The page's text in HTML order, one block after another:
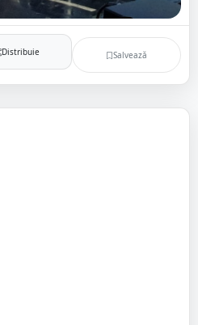
Distribuie Salvează